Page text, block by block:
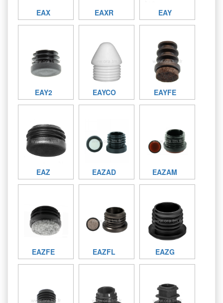
EAX EAXR EAY
EAY2 EAYCO EAYFE
EAZ EAZAD EAZAM
EAZFE EAZFL EAZG